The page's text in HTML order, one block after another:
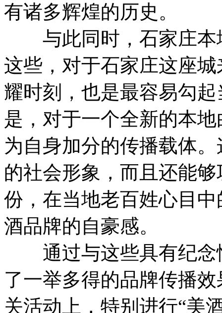
有诸多辉煌的历史。
与此同时，石家庄本
这些，对于石家庄这座
耀时刻，也是最容易勾
是，对于一个全新的本
为自身加分的传播载体
的社会形象，而且还能
份，在当地老百姓心目
酒品牌的自豪感。
通过与这些具有纪念
了一举多得的品牌传播
关活动上，特别进行“美